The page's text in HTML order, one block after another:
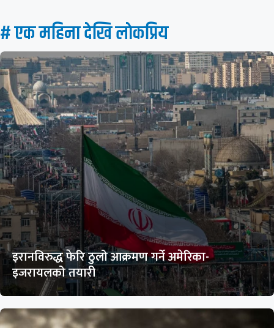
# एक महिना देखि लाेकप्रिय
इरानविरुद्ध फेरि ठुलो आक्रमण गर्ने अमेरिका-
इजरायलको तयारी